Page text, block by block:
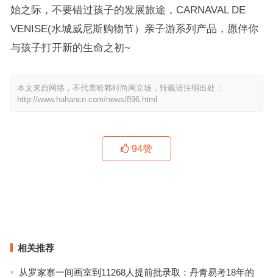
始之际，不要错过孩子的发展旅途，CARNAVAL DE
VENISE(水城威尼斯购物节）亲子游系列产品，愿伴你
与孩子打开新的生命之初~
本文来自网络，不代表哈韩时尚网立场，转载请注明出处：
http://www.hahancn.com/news/896.html
94赞
相关推荐
从罗家寨一间画室到11268人提前批录取：丹青易考18年的